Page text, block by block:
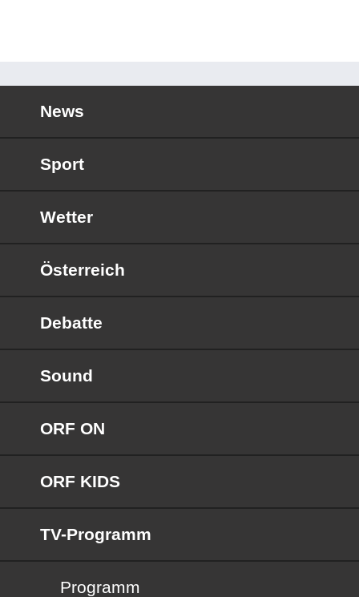
News
Sport
Wetter
Österreich
Debatte
Sound
ORF ON
ORF KIDS
TV-Programm
Programm